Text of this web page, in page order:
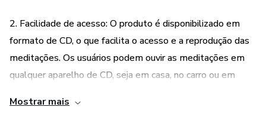
utilizar dessa ferramenta maravilhosa e fazer progresso na
sua vida
E tem mais, você pode ouvir mais de uma vez com quanto
que seja em dias diferentes
2. Facilidade de acesso: O produto é disponibilizado em
formato de CD, o que facilita o acesso e a reprodução das
meditações. Os usuários podem ouvir as meditações em
qualquer aparelho de CD, seja em casa, no carro ou em
mais conveniente e acessível.
Mostrar mais